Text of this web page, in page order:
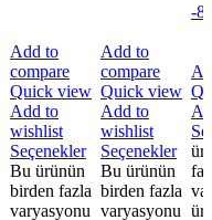
Add to
compare
Quick view
Add to
wishlist
Seçenekler
Bu ürünün
birden fazla
varyasyonu
Add to
compare
Quick view
Add to
wishlist
Seçenekler
Bu ürünün
birden fazla
varyasyonu
-